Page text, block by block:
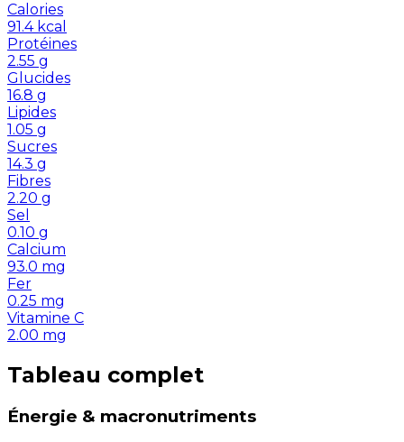
Calories
91.4 kcal
Protéines
2.55 g
Glucides
16.8 g
Lipides
1.05 g
Sucres
14.3 g
Fibres
2.20 g
Sel
0.10 g
Calcium
93.0 mg
Fer
0.25 mg
Vitamine C
2.00 mg
Tableau complet
Énergie & macronutriments